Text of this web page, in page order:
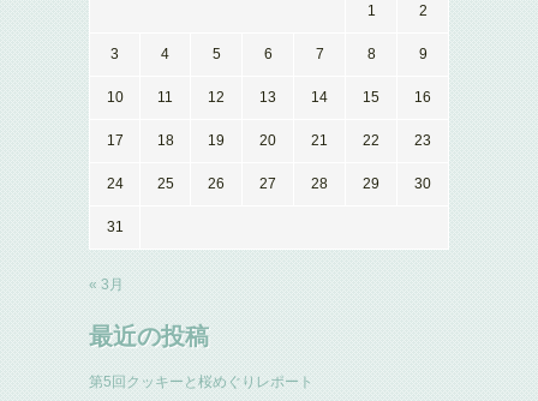
1 2
3 4 5 6 7 8 9
10 11 12 13 14 15 16
17 18 19 20 21 22 23
24 25 26 27 28 29 30
31
« 3月
最近の投稿
第5回クッキーと桜めぐりレポート